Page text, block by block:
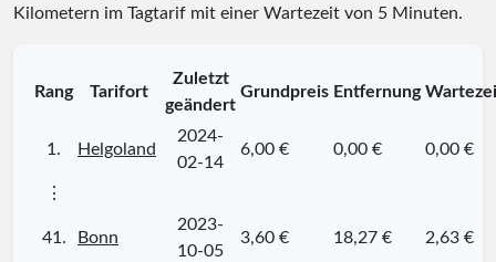
Kilometern im Tagtarif mit einer Wartezeit von 5 Minuten.
Rang Tarifort
Zuletzt
geändert
Grundpreis Entfernung
1. Helgoland
2024-
02-14
6,00 € 0,00 € 0,00 €
⋮
41. Bonn
2023-
10-05
3,60 € 18,27 € 2,63 €